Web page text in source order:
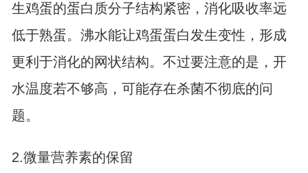
生鸡蛋的蛋白质分子结构紧密，消化吸收率远
低于熟蛋。沸水能让鸡蛋蛋白发生变性，形成
更利于消化的网状结构。不过要注意的是，开
水温度若不够高，可能存在杀菌不彻底的问
题。
2.微量营养素的保留